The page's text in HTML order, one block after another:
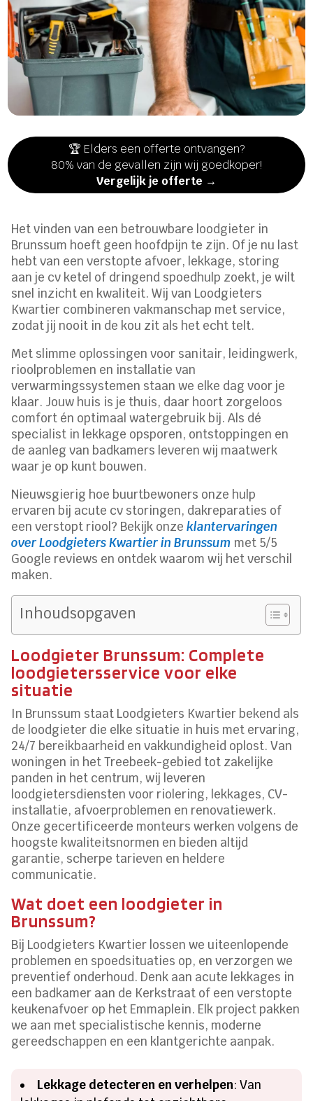
🏆 Elders een offerte ontvangen?
80% van de gevallen zijn wij goedkoper!
Vergelijk je offerte →
Het vinden van een betrouwbare loodgieter in
Brunssum hoeft geen hoofdpijn te zijn. Of je nu last
hebt van een verstopte afvoer, lekkage, storing
aan je cv ketel of dringend spoedhulp zoekt, je wilt
snel inzicht en kwaliteit. Wij van Loodgieters
Kwartier combineren vakmanschap met service,
zodat jij nooit in de kou zit als het echt telt.
Met slimme oplossingen voor sanitair, leidingwerk,
rioolproblemen en installatie van
verwarmingssystemen staan we elke dag voor je
klaar. Jouw huis is je thuis, daar hoort zorgeloos
comfort én optimaal watergebruik bij. Als dé
specialist in lekkage opsporen, ontstoppingen en
de aanleg van badkamers leveren wij maatwerk
waar je op kunt bouwen.
Nieuwsgierig hoe buurtbewoners onze hulp
ervaren bij acute cv storingen, dakreparaties of
een verstopt riool? Bekijk onzeklantervaringen
over Loodgieters Kwartier in Brunssum met 5/5
Google reviews en ontdek waarom wij het verschil
maken.
Inhoudsopgaven
Loodgieter Brunssum: Complete
loodgietersservice voor elke
situatie
In Brunssum staat Loodgieters Kwartier bekend als
de loodgieter die elke situatie in huis met ervaring,
24/7 bereikbaarheid en vakkundigheid oplost. Van
woningen in het Treebeek-gebied tot zakelijke
panden in het centrum, wij leveren
loodgietersdiensten voor riolering, lekkages, CV-
installatie, afvoerproblemen en renovatiewerk.
Onze gecertificeerde monteurs werken volgens de
hoogste kwaliteitsnormen en bieden altijd
garantie, scherpe tarieven en heldere
communicatie.
Wat doet een loodgieter in
Brunssum?
Bij Loodgieters Kwartier lossen we uiteenlopende
problemen en spoedsituaties op, en verzorgen we
preventief onderhoud. Denk aan acute lekkages in
een badkamer aan de Kerkstraat of een verstopte
keukenafvoer op het Emmaplein. Elk project pakken
we aan met specialistische kennis, moderne
gereedschappen en een klantgerichte aanpak.
Lekkage detecteren en verhelpen: Van